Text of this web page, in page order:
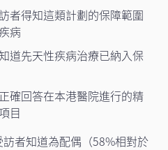
者得知這類計劃的保障範圍
病
道先天性疾病治療已納入保
確回答在本港醫院進行的精
目
者知道為配偶（58%相對於